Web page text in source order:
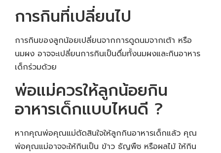
การกินที่เปลี่ยนไป
การกินของลูกน้อยเปลี่ยนจากการดูดนมจากเต้า หรือ
นมผง อาจจะเปลี่ยนการกินเป็นดื่มทั้งนมผงและกินอาหาร
เด็กร่วมด้วย
พ่อแม่ควรให้ลูกน้อยกิน
อาหารเด็กแบบไหนดี ?
หากคุณพ่อคุณแม่ตัดสินใจให้ลูกกินอาหารเด็กแล้ว คุณ
พ่อคุณแม่อาจจะให้กินเป็น ข้าว ธัญพืช หรือผลไม้ ให้กิน